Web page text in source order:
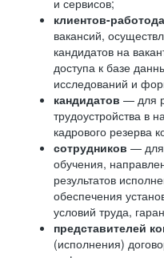
и сервисов;
клиентов-
вакансий,
кандидатов на
доступа к базе
исследований и
кандидатов — для
трудоустройства в
кадрового резерва
сотрудников — для
обучения,
результатов
обеспечения
условий труда,
представителей
(исполнения)